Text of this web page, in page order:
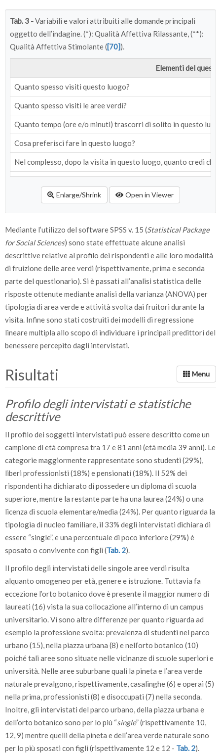
Tab. 3 -Variabili e valori attribuiti alle domande principali
oggetto dell’indagine. (*): Qualità Affettiva Rilassante, (**):
Qualità Affettiva Stimolante ([70]).
Elementi del
Quanto spesso visiti questo luogo?
Quanto spesso visiti le aree verdi?
Quanto tempo (ore e/o minuti) trascorri di solito in questo
Cosa preferisci fare in questo luogo?
Nel complesso, dopo la visita in questo luogo, quanto credi
In questo luogo posso scappare dalle cose che di solito
C’è un ordine chiaro nella disposizione fisica di questo luogo
Questo luogo è affascinante
C’è molto da esplorare e da scoprire in questo luogo
Essere in questo luogo è in accordo con i miei interessi
In questo luogo è facile fare ciò che voglio
Prova a descrivere come ti sembra il luogo in cui ti trovi,
Prova a descrivere come ti sembra il luogo in cui ti trovi,
Enlarge/Shrink Open in Viewer
Mediante l’utilizzo del software SPSS v. 15 (Statistical Package
for Social Sciences) sono state effettuate alcune analisi
descrittive relative al profilo dei rispondenti e alle loro modalità
di fruizione delle aree verdi (rispettivamente, prima e seconda
parte del questionario). Si è passati all’analisi statistica delle
risposte ottenute mediante analisi della varianza (ANOVA) per
tipologia di area verde e attività svolta dai fruitori durante la
visita. Infine sono stati costruiti dei modelli di regressione
lineare multipla allo scopo di individuare i principali predittori del
benessere percepito dagli intervistati.
Risultati
Profilo degli intervistati e statistiche
descrittive
Il profilo dei soggetti intervistati può essere descritto come un
campione di età compresa tra 17 e 81 anni (età media 39 anni). Le
categorie maggiormente rappresentate sono studenti (29%),
liberi professionisti (18%) e pensionati (18%). Il 52% dei
rispondenti ha dichiarato di possedere un diploma di scuola
superiore, mentre la restante parte ha una laurea (24%) o una
licenza di scuola elementare/media (24%). Per quanto riguarda la
tipologia di nucleo familiare, il 33% degli intervistati dichiara di
essere “single”, e una percentuale di poco inferiore (29%) è
sposato o convivente con figli (Tab. 2).
Il profilo degli intervistati delle singole aree verdi risulta
alquanto omogeneo per età, genere e istruzione. Tuttavia fa
eccezione l’orto botanico dove è presente il maggior numero di
laureati (16) vista la sua collocazione all’interno di un campus
universitario. Vi sono altre differenze per quanto riguarda ad
esempio la professione svolta: prevalenza di studenti nel parco
urbano (15), nella piazza urbana (8) e nell’orto botanico (10)
poiché tali aree sono situate nelle vicinanze di scuole superiori e
università. Nelle aree suburbane quali la pineta e l’area verde
naturale prevalgono, rispettivamente, casalinghe (6) e operai (5)
nella prima, professionisti (8) e disoccupati (7) nella seconda.
Inoltre, gli intervistati del parco urbano, della piazza urbana e
dell’orto botanico sono per lo più “single” (rispettivamente 10,
12, 9) mentre quelli della pineta e dell’area verde naturale sono
per lo più sposati con figli (rispettivamente 12 e 12 - Tab. 2).